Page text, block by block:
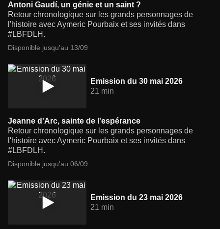
Antoni Gaudí, un génie et un saint ?
Retour chronologique sur les grands personnages de
l'histoire avec Aymeric Pourbaix et ses invités dans
#LBFDLH.
Disponible jusqu'au 13/09
Emission du 30 mai 2026
21 min
Jeanne d'Arc, sainte de l'espérance
Retour chronologique sur les grands personnages de
l'histoire avec Aymeric Pourbaix et ses invités dans
#LBFDLH.
Disponible jusqu'au 06/09
Emission du 23 mai 2026
21 min